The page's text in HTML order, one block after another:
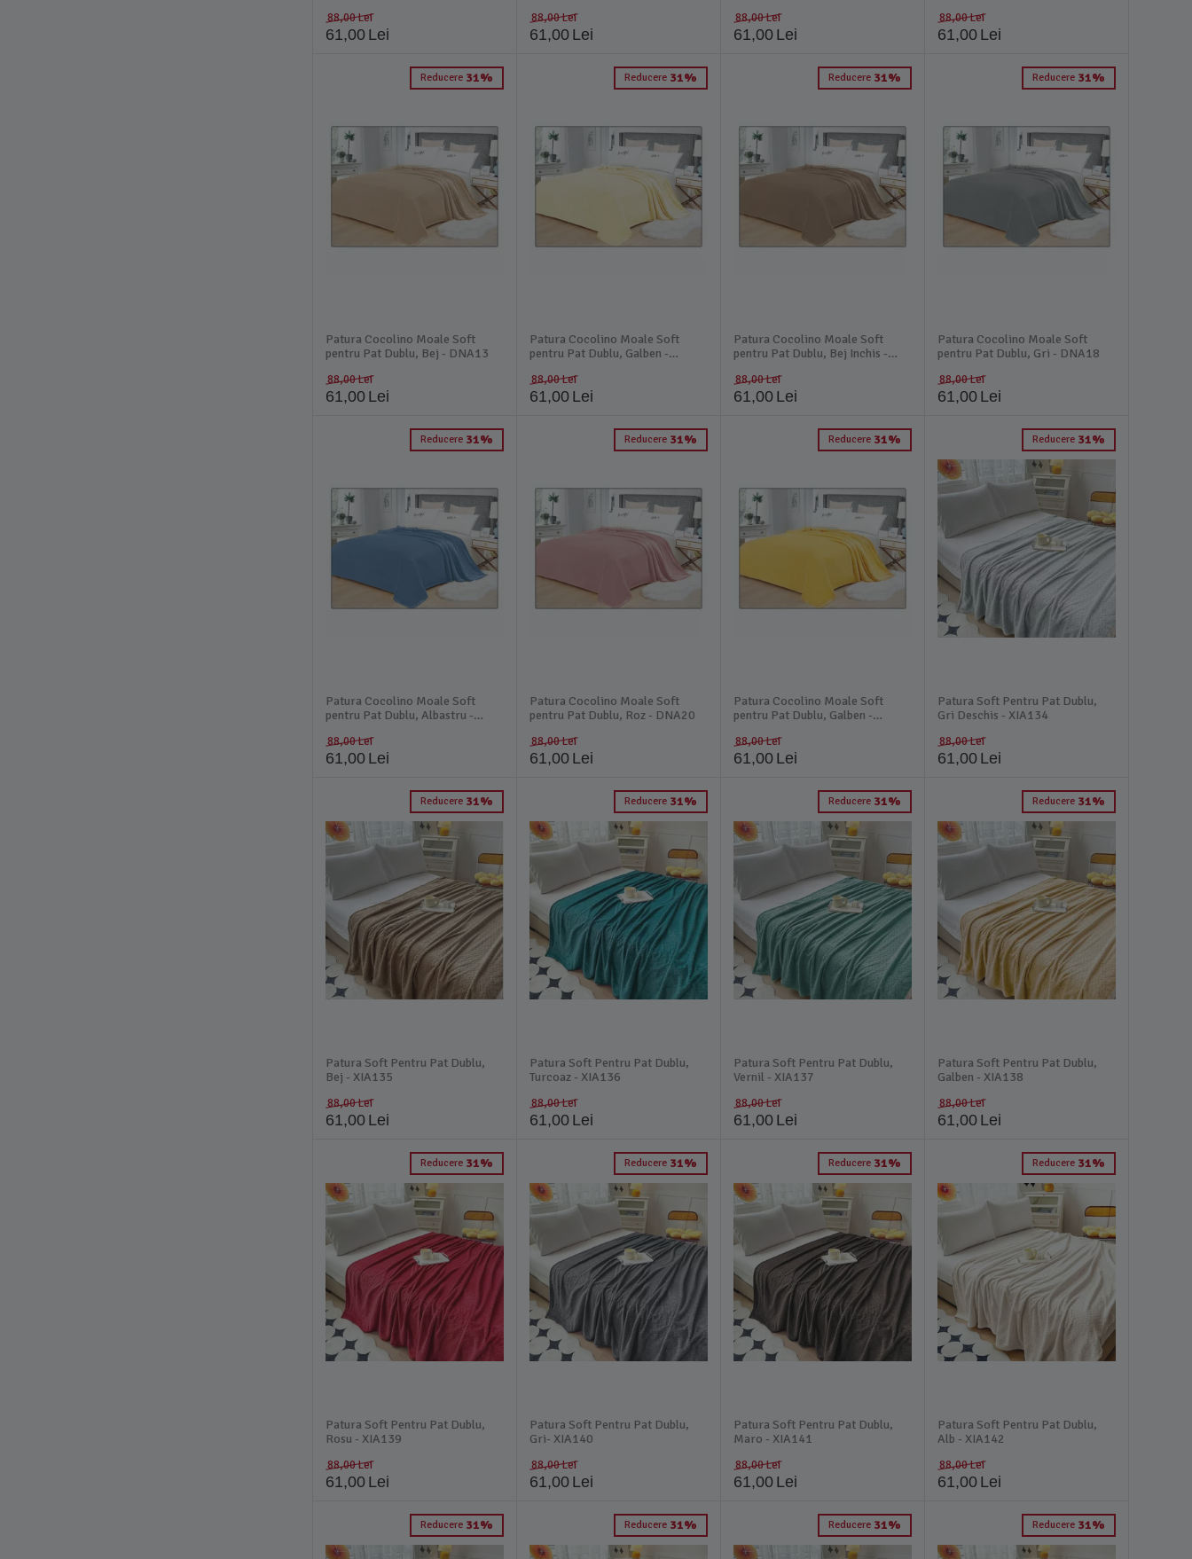
88,00Lei
61,00 Lei
88,00Lei
61,00 Lei
88,00Lei
61,00 Lei
88,00Lei
61,00 Lei
Reducere 31%
Patura Cocolino Moale Soft
pentru Pat Dublu, Bej - DNA13
88,00Lei
61,00 Lei
Reducere 31%
Patura Cocolino Moale Soft
pentru Pat Dublu, Galben -
88,00Lei
61,00 Lei
Reducere 31%
Patura Cocolino Moale Soft
pentru Pat Dublu, Bej Inchis -
88,00Lei
61,00 Lei
Reducere 31%
Patura Cocolino Moale Soft
pentru Pat Dublu, Gri - DNA18
88,00Lei
61,00 Lei
Reducere 31%
Patura Cocolino Moale Soft
pentru Pat Dublu, Albastru -
88,00Lei
61,00 Lei
Reducere 31%
Patura Cocolino Moale Soft
pentru Pat Dublu, Roz - DNA20
88,00Lei
61,00 Lei
Reducere 31%
Patura Cocolino Moale Soft
pentru Pat Dublu, Galben -
88,00Lei
61,00 Lei
Reducere 31%
Patura Soft Pentru Pat Dublu,
Gri Deschis - XIA134
88,00Lei
61,00 Lei
Reducere 31%
Patura Soft Pentru Pat Dublu,
Bej - XIA135
88,00Lei
61,00 Lei
Reducere 31%
Patura Soft Pentru Pat Dublu,
Turcoaz - XIA136
88,00Lei
61,00 Lei
Reducere 31%
Patura Soft Pentru Pat Dublu,
Vernil - XIA137
88,00Lei
61,00 Lei
Reducere 31%
Patura Soft Pentru Pat Dublu,
Galben - XIA138
88,00Lei
61,00 Lei
Reducere 31%
Patura Soft Pentru Pat Dublu,
Rosu - XIA139
88,00Lei
61,00 Lei
Reducere 31%
Patura Soft Pentru Pat Dublu,
Gri- XIA140
88,00Lei
61,00 Lei
Reducere 31%
Patura Soft Pentru Pat Dublu,
Maro - XIA141
88,00Lei
61,00 Lei
Reducere 31%
Patura Soft Pentru Pat Dublu,
Alb - XIA142
88,00Lei
61,00 Lei
Reducere 31% Reducere 31% Reducere 31% Reducere 31%